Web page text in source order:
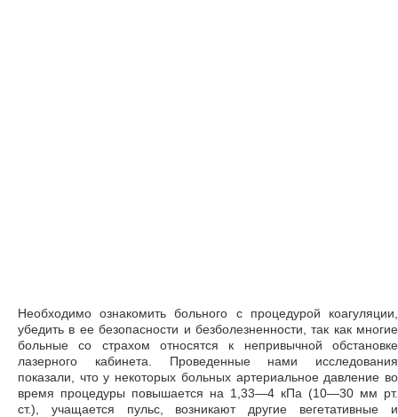
Необходимо ознакомить больного с процедурой коагуляции,
убедить в ее безопасности и безболезненности, так как многие
больные со страхом относятся к непривычной обстановке
лазерного кабинета. Проведенные нами исследования
показали, что у некоторых больных артериальное давление во
время процедуры повышается на 1,33—4 кПа (10—30 мм рт.
ст.), учащается пульс, возникают другие вегетативные и